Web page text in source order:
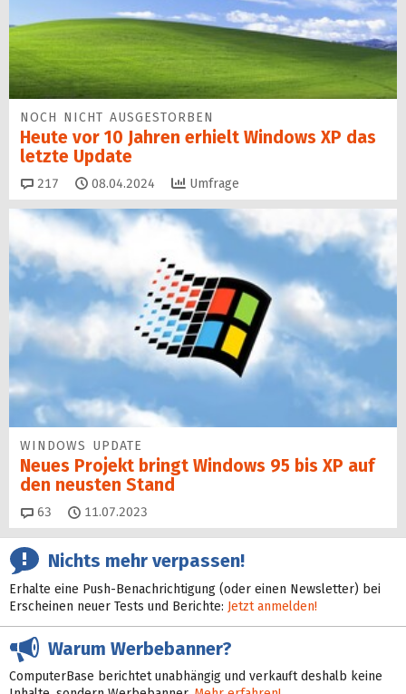
NOCH NICHT AUSGESTORBEN
Heute vor 10 Jahren erhielt Windows XP das
letzte Update
217 Kommentare
08.04.2024 Umfrage
WINDOWS UPDATE
Neues Projekt bringt Windows 95 bis XP auf
den neusten Stand
63 Kommentare
11.07.2023
Nichts mehr verpassen!
Erhalte eine Push-Benachrichtigung (oder einen Newsletter) bei
Erscheinen neuer Tests und Berichte: Jetzt anmelden!
Warum Werbebanner?
ComputerBase berichtet unabhängig und verkauft deshalb keine